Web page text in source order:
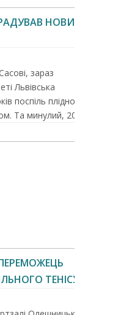
НОВИМИ
зараз
Львівська
поспіль плідно
Та минулий, 20...
ТЕНІСУ...